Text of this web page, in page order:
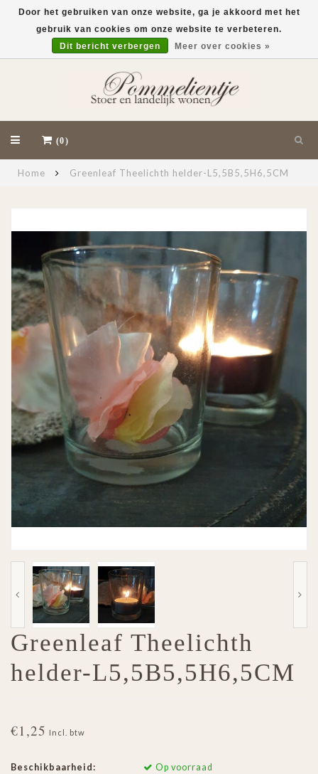
(0)
Home Greenleaf Theelichth helder-L5,5B5,5H6,5CM
Greenleaf Theelichth
helder-L5,5B5,5H6,5CM
€1,25 Incl. btw
Beschikbaarheid: Op voorraad
Door het gebruiken van onze website, ga je akkoord met het
gebruik van cookies om onze website te verbeteren.
Dit bericht verbergen
Meer over cookies »